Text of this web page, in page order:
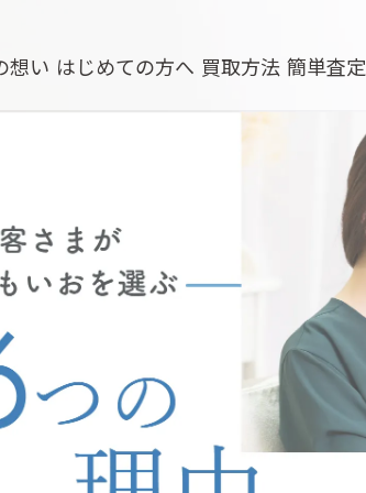
想い はじめての方へ 買取方法 簡単査定